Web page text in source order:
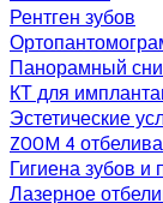
Рентген зубов
Панорамный
КТ для
Эстетические
ZOOM 4
Гигиена зубов и
Лазерное